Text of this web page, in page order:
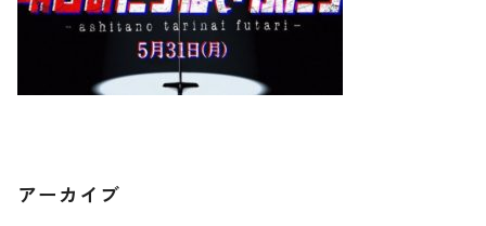
アーカイブ